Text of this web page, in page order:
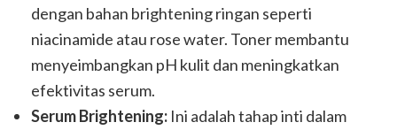
dengan bahan brightening ringan seperti
niacinamide atau rose water. Toner membantu
menyeimbangkan pH kulit dan meningkatkan
efektivitas serum.
Serum Brightening: Ini adalah tahap inti dalam